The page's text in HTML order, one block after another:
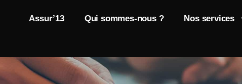
Assur’13 Qui sommes-nous ? Nos services